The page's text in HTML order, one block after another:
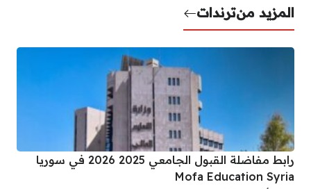
المزيد منترندات
رابط مفاضلة القبول الجامعي 2025 2026 في سوريا
Mofa Education Syria